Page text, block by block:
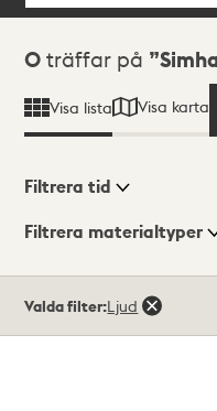
Sökresultat
0 träffar på
Visa lista Visa karta
Visningsläge
Filtrera tid
Filtrera materialtyper
träffar
Valda filter:Ljud